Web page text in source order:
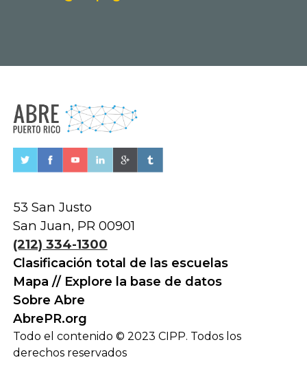
53 San Justo
San Juan, PR 00901
(212) 334-1300
Clasificación total de las escuelas
Mapa // Explore la base de datos
Sobre Abre
AbrePR.org
Todo el contenido © 2023 CIPP. Todos los
derechos reservados